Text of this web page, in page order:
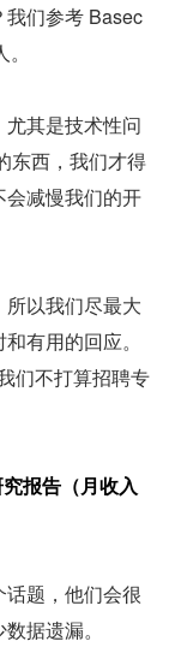
们参考 Basec
其是技术性问
东西，我们才得
减慢我们的开
以我们尽最大
有用的回应。
们不打算招聘专
报告（月收入
题，他们会很
据遗漏。